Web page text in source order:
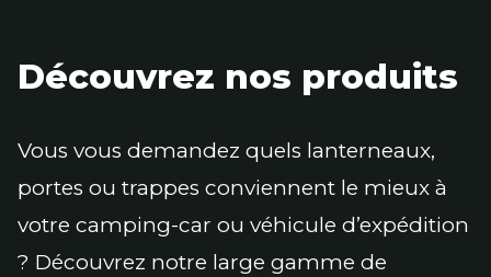
Découvrez nos produits
Vous vous demandez quels lanterneaux,
portes ou trappes conviennent le mieux à
votre camping-car ou véhicule d’expédition
? Découvrez notre large gamme de